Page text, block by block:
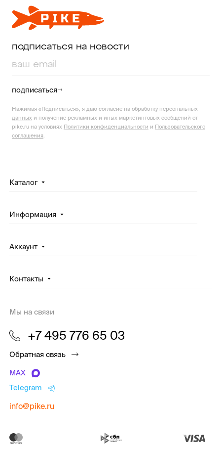
подписаться на новости
подписаться
Нажимая «Подписаться», я даю согласие на обработку персональных
данных и получение рекламных и иных маркетинговых сообщений от
pike.ru на условиях Политики конфиденциальности и Пользовательского
соглашения
Каталог
Информация
Аккаунт
Контакты
Мы на связи
+7 495 776 65 03
Обратная связь
MAX
Telegram
info@pike.ru